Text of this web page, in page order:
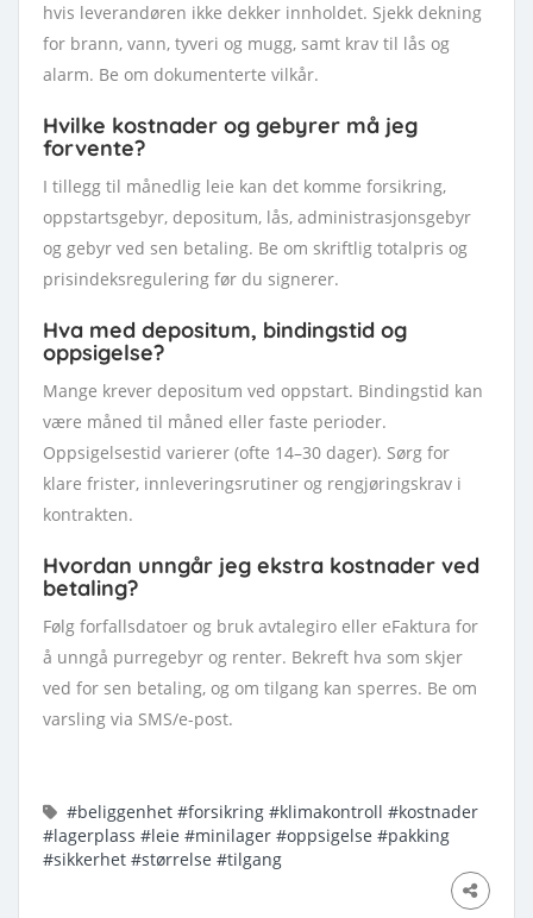
hvis leverandøren ikke dekker innholdet. Sjekk dekning
for brann, vann, tyveri og mugg, samt krav til lås og
alarm. Be om dokumenterte vilkår.
Hvilke kostnader og gebyrer må jeg
forvente?
I tillegg til månedlig leie kan det komme forsikring,
oppstartsgebyr, depositum, lås, administrasjonsgebyr
og gebyr ved sen betaling. Be om skriftlig totalpris og
prisindeksregulering før du signerer.
Hva med depositum, bindingstid og
oppsigelse?
Mange krever depositum ved oppstart. Bindingstid kan
være måned til måned eller faste perioder.
Oppsigelsestid varierer (ofte 14–30 dager). Sørg for
klare frister, innleveringsrutiner og rengjøringskrav i
kontrakten.
Hvordan unngår jeg ekstra kostnader ved
betaling?
Følg forfallsdatoer og bruk avtalegiro eller eFaktura for
å unngå purregebyr og renter. Bekreft hva som skjer
ved for sen betaling, og om tilgang kan sperres. Be om
varsling via SMS/e-post.
#beliggenhet #forsikring #klimakontroll #kostnader
#lagerplass #leie #minilager #oppsigelse #pakking
#sikkerhet #størrelse #tilgang